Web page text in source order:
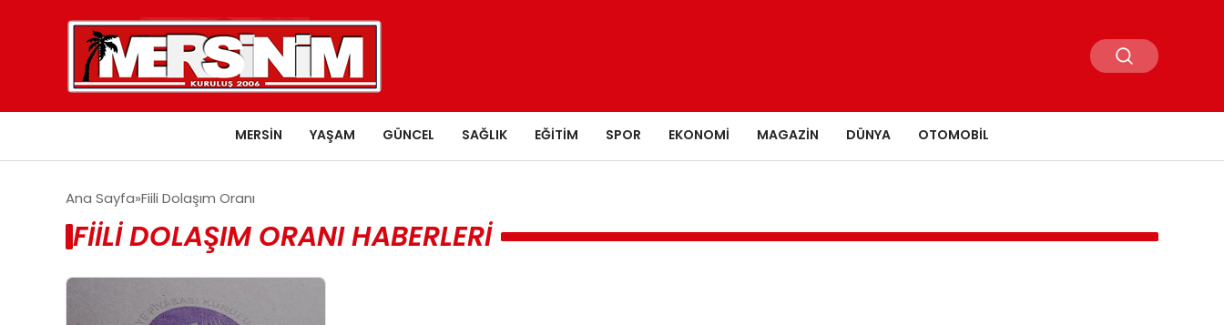
MERSIN YAŞAM GÜNCEL SAĞLIK EĞITIM SPOR EKONOMI MAGAZIN DÜNYA OTOMOBIL
Ana Sayfa Fiili Dolaşım Oranı
FIILI DOLAŞIM ORANI HABERLERI